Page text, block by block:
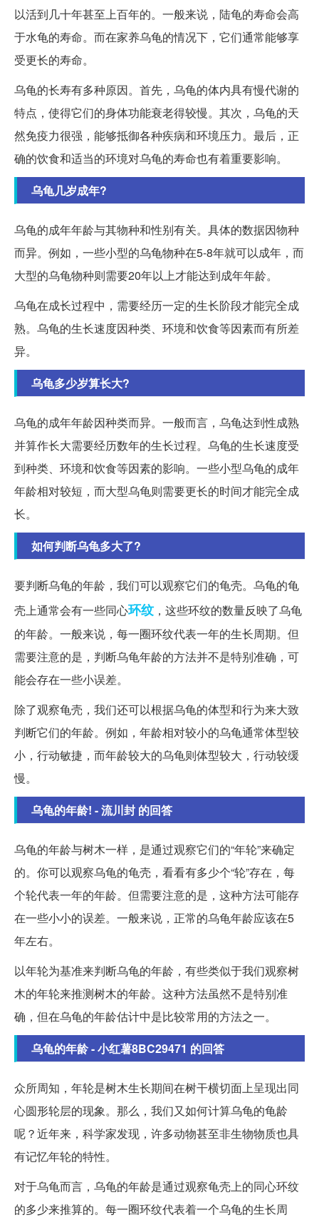
以活到几十年甚至上百年的。一般来说，陆龟的寿命会高
于水龟的寿命。而在家养乌龟的情况下，它们通常能够享
受更长的寿命。
乌龟的长寿有多种原因。首先，乌龟的体内具有慢代谢的
特点，使得它们的身体功能衰老得较慢。其次，乌龟的天
然免疫力很强，能够抵御各种疾病和环境压力。最后，正
确的饮食和适当的环境对乌龟的寿命也有着重要影响。
乌龟几岁成年?
乌龟的成年年龄与其物种和性别有关。具体的数据因物种
而异。例如，一些小型的乌龟物种在5-8年就可以成年，而
大型的乌龟物种则需要20年以上才能达到成年年龄。
乌龟在成长过程中，需要经历一定的生长阶段才能完全成
熟。乌龟的生长速度因种类、环境和饮食等因素而有所差
异。
乌龟多少岁算长大?
乌龟的成年年龄因种类而异。一般而言，乌龟达到性成熟
并算作长大需要经历数年的生长过程。乌龟的生长速度受
到种类、环境和饮食等因素的影响。一些小型乌龟的成年
年龄相对较短，而大型乌龟则需要更长的时间才能完全成
长。
如何判断乌龟多大了?
要判断乌龟的年龄，我们可以观察它们的龟壳。乌龟的龟
壳上通常会有一些同心环纹，这些环纹的数量反映了乌龟
的年龄。一般来说，每一圈环纹代表一年的生长周期。但
需要注意的是，判断乌龟年龄的方法并不是特别准确，可
能会存在一些小误差。
除了观察龟壳，我们还可以根据乌龟的体型和行为来大致
判断它们的年龄。例如，年龄相对较小的乌龟通常体型较
小，行动敏捷，而年龄较大的乌龟则体型较大，行动较缓
慢。
乌龟的年龄! - 流川封 的回答
乌龟的年龄与树木一样，是通过观察它们的“年轮”来确定
的。你可以观察乌龟的龟壳，看看有多少个“轮”存在，每
个轮代表一年的年龄。但需要注意的是，这种方法可能存
在一些小小的误差。一般来说，正常的乌龟年龄应该在5
年左右。
以年轮为基准来判断乌龟的年龄，有些类似于我们观察树
木的年轮来推测树木的年龄。这种方法虽然不是特别准
确，但在乌龟的年龄估计中是比较常用的方法之一。
乌龟的年龄 - 小红薯8BC29471 的回答
众所周知，年轮是树木生长期间在树干横切面上呈现出同
心圆形轮层的现象。那么，我们又如何计算乌龟的龟龄
呢？近年来，科学家发现，许多动物甚至非生物物质也具
有记忆年轮的特性。
对于乌龟而言，乌龟的年龄是通过观察龟壳上的同心环纹
的多少来推算的。每一圈环纹代表着一个乌龟的生长周